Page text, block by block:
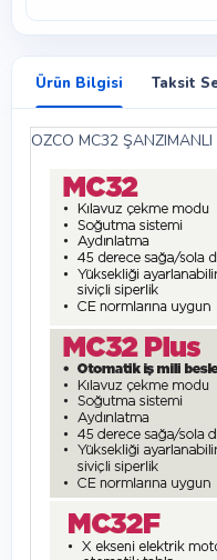
Ürün Bilgisi Taksit
OZCO MC32